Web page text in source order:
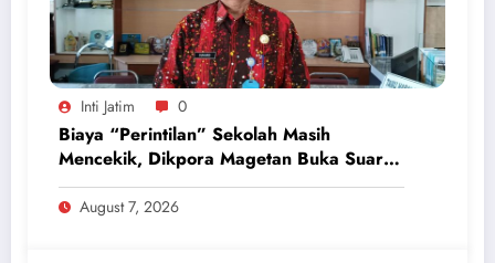
Inti Jatim 0
Biaya “Perintilan” Sekolah Masih
Mencekik, Dikpora Magetan Buka Suara
Soal Polemik Seragam dan Modul
August 7, 2026